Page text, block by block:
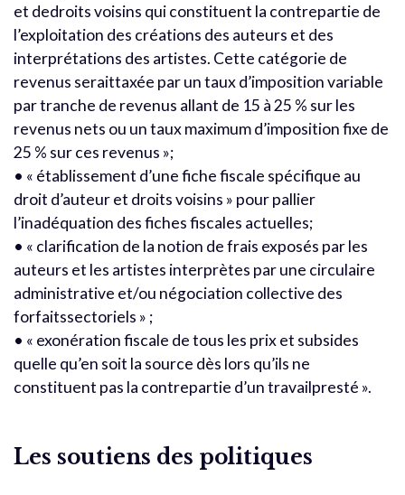
et dedroits voisins qui constituent la contrepartie de
l’exploitation des créations des auteurs et des
interprétations des artistes. Cette catégorie de
revenus seraittaxée par un taux d’imposition variable
par tranche de revenus allant de 15 à 25 % sur les
revenus nets ou un taux maximum d’imposition fixe de
25 % sur ces revenus »;
• « établissement d’une fiche fiscale spécifique au
droit d’auteur et droits voisins » pour pallier
l’inadéquation des fiches fiscales actuelles;
• « clarification de la notion de frais exposés par les
auteurs et les artistes interprètes par une circulaire
administrative et/ou négociation collective des
forfaitssectoriels » ;
• « exonération fiscale de tous les prix et subsides
quelle qu’en soit la source dès lors qu’ils ne
constituent pas la contrepartie d’un travailpresté ».
Les soutiens des politiques